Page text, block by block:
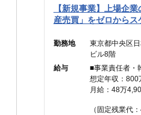
【新規事業】上場企
産売買」をゼロからス
勤務地
東京都中央区
ビル8階
給与
■事業責任者・
想定年収：800
月給：48万
（固定残業代